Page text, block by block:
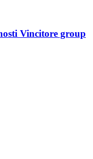
Vincitore group